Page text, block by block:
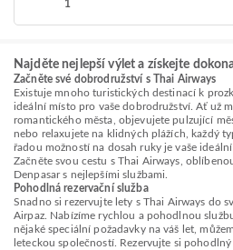
1
Najděte nejlepší výlet a získejte
Začněte své dobrodružství s Thai Airways
Existuje mnoho turistických destinací k
ideální místo pro vaše dobrodružství. Ať už
romantického města, objevujete pulzující
nebo relaxujete na klidných plážích, každý
řadou možností na dosah ruky je vaše
Začněte svou cestu s Thai Airways,
Denpasar s nejlepšími službami.
Pohodlná rezervační služba
Snadno si rezervujte lety s Thai Airways do
Airpaz. Nabízíme rychlou a pohodlnou
nějaké speciální požadavky na váš let,
leteckou společností. Rezervujte si pohodlný